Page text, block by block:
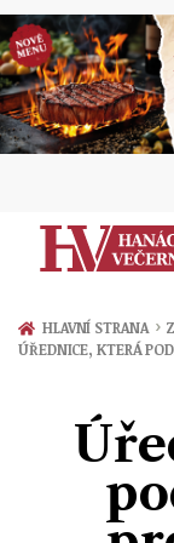
Zprávy
Prostějov
Politika
Ekonomika
Kultura
Společnost
HLAVNÍ STRANA ›
ÚŘEDNICE, KTERÁ